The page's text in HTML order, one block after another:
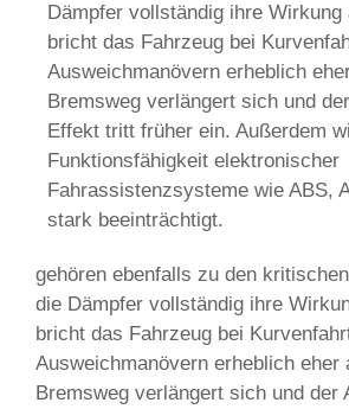
Dämpfer vollständig ihre Wirkung
bricht das Fahrzeug bei
Ausweichmanövern erheblich
Bremsweg verlängert sich und
Effekt tritt früher ein. Außerdem
Funktionsfähigkeit elektronischer
Fahrassistenzsysteme wie ABS,
stark beeinträchtigt.
gehören ebenfalls zu den
die Dämpfer vollständig ihre
bricht das Fahrzeug bei
Ausweichmanövern erheblich eher
Bremsweg verlängert sich und der